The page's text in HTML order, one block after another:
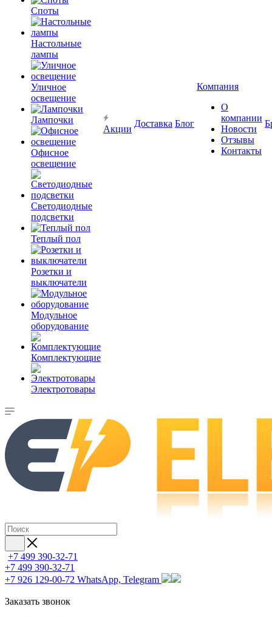
Споты
Настольные
лампы
Уличное
освещение
Лампочки
Офисное
освещение
Светодиодные
подсветки
Теплый пол
Розетки и
выключатели
Модульное
оборудование
Комплектующие
Электротовары
Акции
Доставка Блог
Компания
О
компании
Новости
Отзывы
Контакты
+7 499 390-32-71
+7 499 390-32-71
+7 926 129-00-72 WhatsApp, Telegram
Заказать звонок